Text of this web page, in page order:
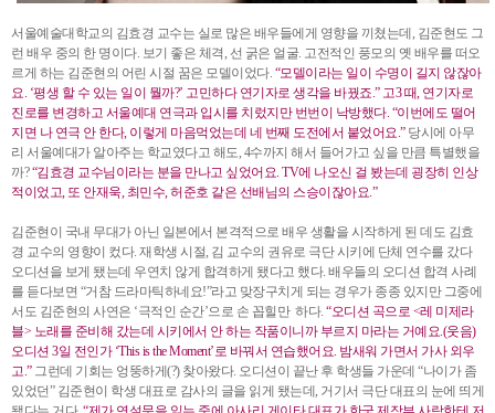
서울예술대학교의 김효경 교수는 실로 많은 배우들에게 영향을 끼쳤는데, 김준현도 그
런 배우 중의 한 명이다. 보기 좋은 체격, 선 굵은 얼굴. 고전적인 풍모의 옛 배우를 떠오
르게 하는 김준현의 어린 시절 꿈은 모델이었다. “모델이라는 일이 수명이 길지 않잖아
요. ‘평생 할 수 있는 일이 뭘까?’ 고민하다 연기자로 생각을 바꿨죠.” 고3 때, 연기자로
진로를 변경하고 서울예대 연극과 입시를 치렀지만 번번이 낙방했다. “이번에도 떨어
지면 나 연극 안 한다, 이렇게 마음먹었는데 네 번째 도전에서 붙었어요.” 당시에 아무
리 서울예대가 알아주는 학교였다고 해도, 4수까지 해서 들어가고 싶을 만큼 특별했을
까?“김효경 교수님이라는 분을 만나고 싶었어요. TV에 나오신 걸 봤는데 굉장히 인상
적이었고, 또 안재욱, 최민수, 허준호 같은 선배님의 스승이잖아요.”
김준현이 국내 무대가 아닌 일본에서 본격적으로 배우 생활을 시작하게 된 데도 김효
경 교수의 영향이 컸다. 재학생 시절, 김 교수의 권유로 극단 시키에 단체 연수를 갔다
오디션을 보게 됐는데 우연치 않게 합격하게 됐다고 했다. 배우들의 오디션 합격 사례
를 듣다보면 “거참 드라마틱하네요!”라고 맞장구치게 되는 경우가 종종 있지만 그중에
서도 김준현의 사연은 ‘극적인 순간’으로 손 꼽힐만 하다. “오디션 곡으로 <레 미제라
블> 노래를 준비해 갔는데 시키에서 안 하는 작품이니까 부르지 마라는 거예요.(웃음)
오디션 3일 전인가 ‘This is the Moment’로 바꿔서 연습했어요. 밤새워 가면서 가사 외우
고.” 그런데 기회는 엉뚱하게(?) 찾아왔다. 오디션이 끝난 후 학생들 가운데 “나이가 좀
있었던” 김준현이 학생 대표로 감사의 글을 읽게 됐는데, 거기서 극단 대표의 눈에 띄게